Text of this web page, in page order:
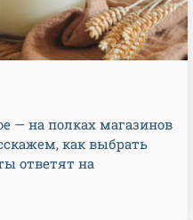
— на полках магазинов
как выбрать
ответят на